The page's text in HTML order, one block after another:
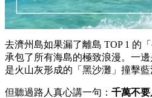
去濟州島如果漏了離島 TOP 1 的
承包了所有海島的極致浪漫。一
是火山灰形成的「黑沙灘」撞擊
但聽過路人真心講一句： 千萬不要